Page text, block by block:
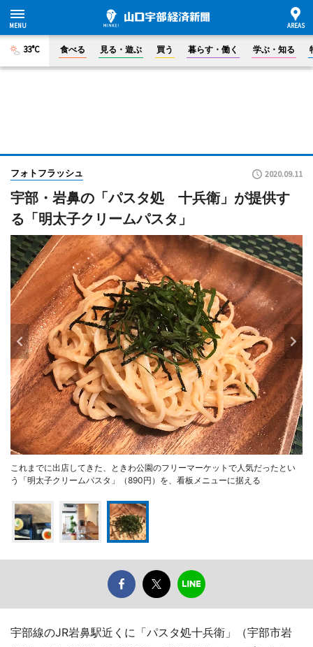
33°C 食べる 見る・遊ぶ 買う 暮らす・働く 学ぶ・知る
フォトフラッシュ 2020.09.11
宇部・岩鼻の「パスタ処 十兵衛」が提供す
る「明太子クリームパスタ」
これまでに出店してきた、ときわ公園のフリーマーケットで人気だったとい
う「明太子クリームパスタ」（890円）を、看板メニューに据える
宇部線のJR岩鼻駅近くに「パスタ処十兵衛」（宇部市岩